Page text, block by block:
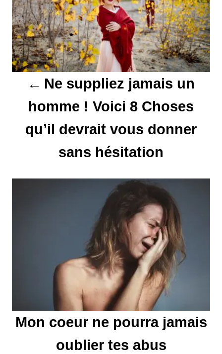
g
a
t
c
Ne suppliez jamais un
homme ! Voici 8 Choses
qu’il devrait vous donner
sans hésitation
Mon coeur ne pourra jamais
oublier tes abus